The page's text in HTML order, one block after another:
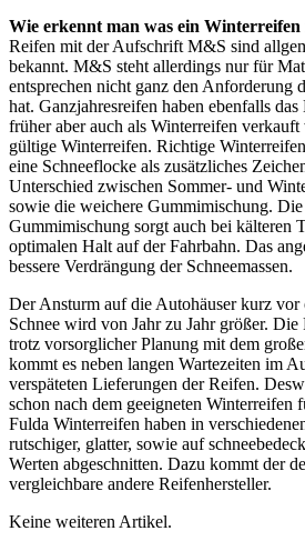
Wie erkennt man was ein Winterreifen
Reifen mit der Aufschrift M&S sind
bekannt. M&S steht allerdings nur für
entsprechen nicht ganz den Anforderung
hat. Ganzjahresreifen haben ebenfalls
früher aber auch als Winterreifen
gültige Winterreifen. Richtige
eine Schneeflocke als zusätzliches
Unterschied zwischen Sommer- und
sowie die weichere Gummimischung.
Gummimischung sorgt auch bei kälteren
optimalen Halt auf der Fahrbahn. Das
bessere Verdrängung der Schneemassen.
Der Ansturm auf die Autohäuser kurz vor
Schnee wird von Jahr zu Jahr größer.
trotz vorsorglicher Planung mit dem
kommt es neben langen Wartezeiten im
verspäteten Lieferungen der Reifen.
schon nach dem geeigneten Winterreifen
Fulda Winterreifen haben in
rutschiger, glatter, sowie auf
Werten abgeschnitten. Dazu kommt der
vergleichbare andere Reifenhersteller.
Keine weiteren Artikel.